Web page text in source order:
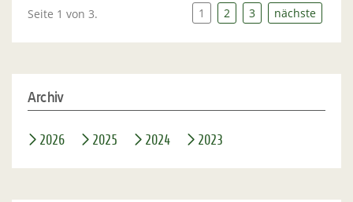
Seite 1 von 3. 1 2 3 nächste
Archiv
2026 2025 2024 2023